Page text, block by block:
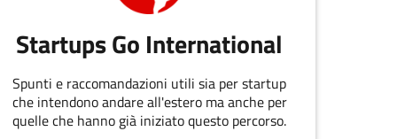
Startups Go International
Spunti e raccomandazioni utili sia per startup
che intendono andare all'estero ma anche per
quelle che hanno già iniziato questo percorso.